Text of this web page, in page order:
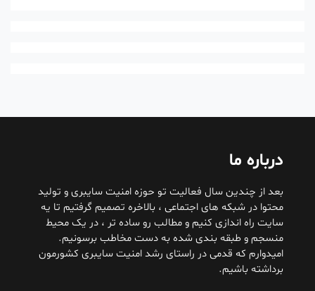
درباره ما
بعد از چندین سال فعالیت تو حوزه امنیت سایبری و تولید
محتوا در شبکه های اجتماعی ، بالاخره تصمیم گرفتیم تا یه
سایت راه اندازی کنیم و مطالب رو ساده تر ، در یک محیط
منسجم و طبقه بندی شده به دست مخاطب برسونیم.
امیدوارم که قدمی در راستای رشد امنیت سایبری کشورمون
برداشته باشیم.